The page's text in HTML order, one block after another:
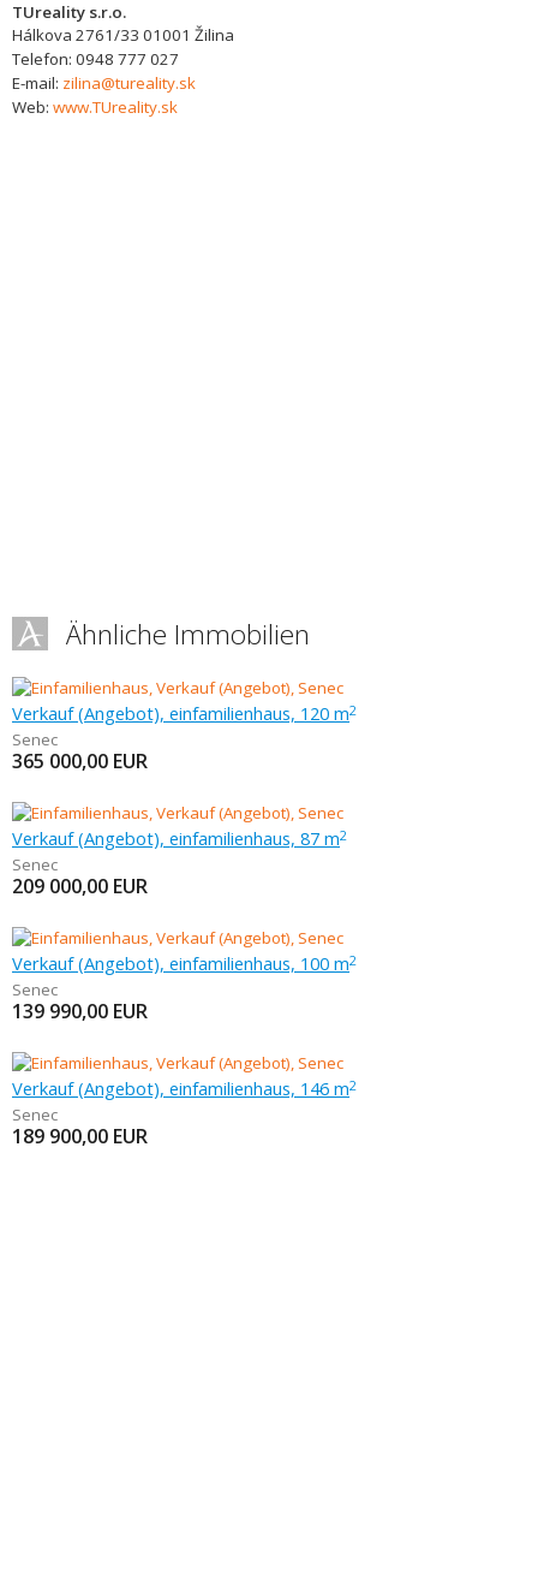
TUreality s.r.o.
Hálkova 2761/33 01001 Žilina
Telefon: 0948 777 027
E-mail: zilina@tureality.sk
Web: www.TUreality.sk
Ähnliche Immobilien
Verkauf (Angebot), einfamilienhaus, 120 m2
Senec
365 000,00 EUR
Verkauf (Angebot), einfamilienhaus, 87 m2
Senec
209 000,00 EUR
Verkauf (Angebot), einfamilienhaus, 100 m2
Senec
139 990,00 EUR
Verkauf (Angebot), einfamilienhaus, 146 m2
Senec
189 900,00 EUR